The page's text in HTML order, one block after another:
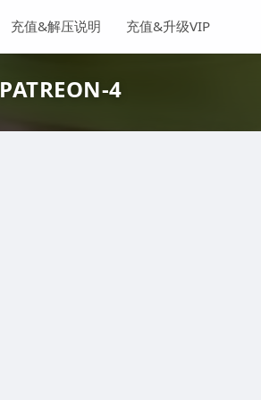
充值&解压说明 充值&升级VIP
PATREON-4